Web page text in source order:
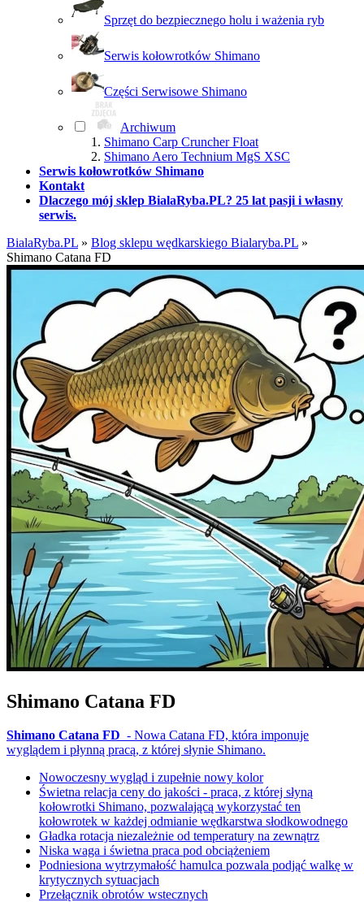
Sprzęt do bezpiecznego holu i ważenia ryb
Serwis kołowrotków Shimano
Części Serwisowe Shimano
Archiwum
Shimano Carp Cruncher Float
Shimano Aero Technium MgS XSC
Serwis kołowrotków Shimano
Kontakt
Dlaczego mój sklep BialaRyba.PL? 25 lat pasji i własny
serwis.
BialaRyba.PL » Blog sklepu wędkarskiego Bialaryba.PL »
Shimano Catana FD
Shimano Catana FD
Shimano Catana FD - Nowa Catana FD, która imponuje
wyglądem i płynną pracą, z której słynie Shimano.
Nowoczesny wygląd i zupełnie nowy kolor
Świetna relacja ceny do jakości - praca, z której słyną
kołowrotki Shimano, pozwalającą wykorzystać ten
kołowrotek w każdej odmianie wędkarstwa słodkowodnego
Gładka rotacja niezależnie od temperatury na zewnątrz
Niska waga i świetna praca pod obciążeniem
Podniesiona wytrzymałość hamulca pozwala podjąć walkę w
krytycznych sytuacjach
Przełącznik obrotów wstecznych